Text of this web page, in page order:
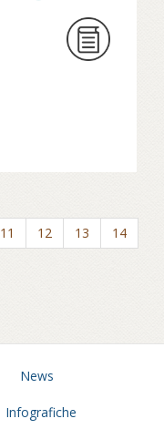
11 12 13
14
News
Infografiche